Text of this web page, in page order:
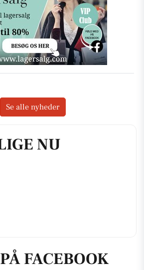
NU
FACEBOOK
Se alle nyheder